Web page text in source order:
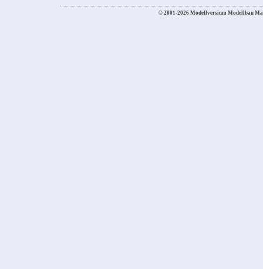
© 2001-2026 Modellversium Modellbau